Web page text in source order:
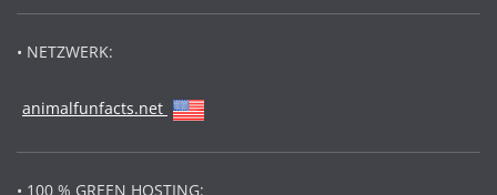
• NETZWERK:
animalfunfacts.net
• 100 % GREEN HOSTING: